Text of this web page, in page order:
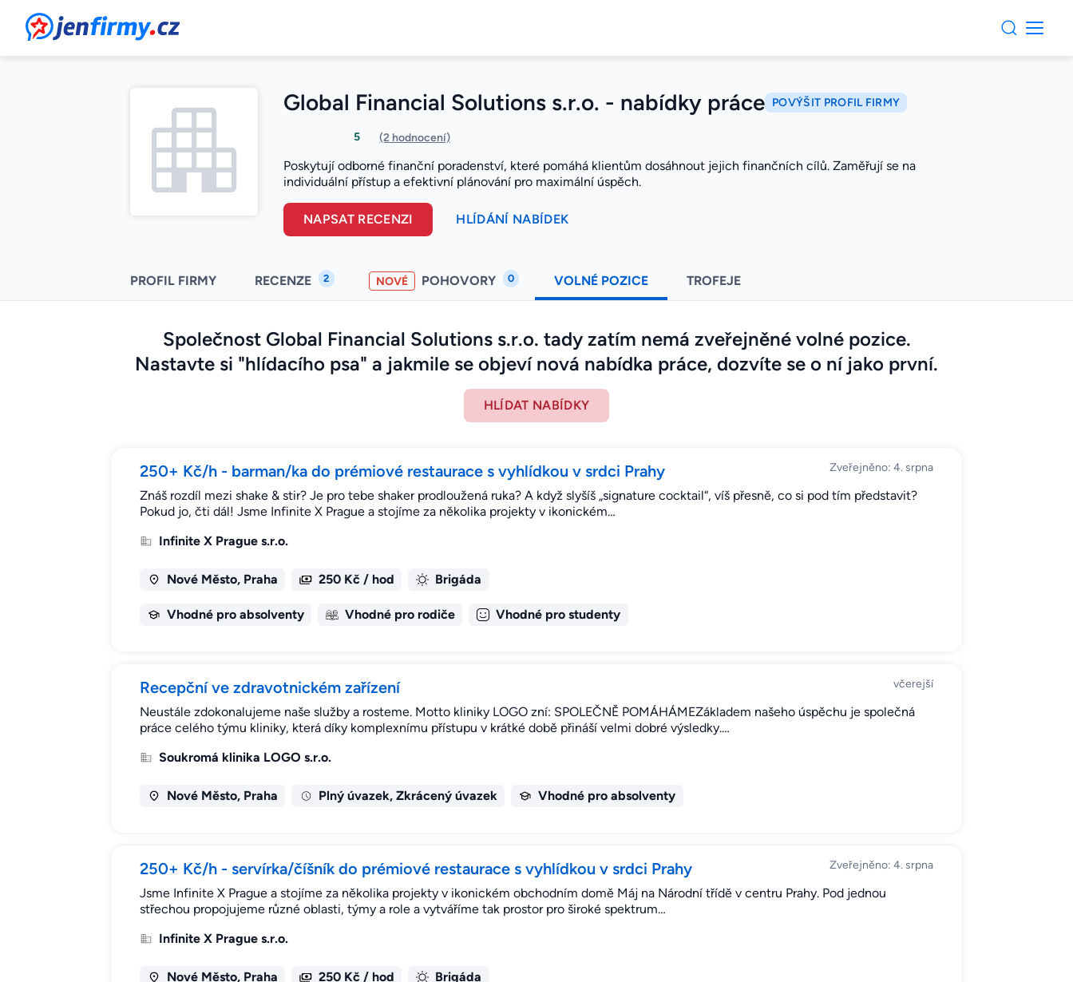
JenFirmy.cz
Global Financial Solutions s.r.o. - nabídky práce POVÝŠIT PROFIL FIRMY
5 (2 hodnocení)
Poskytují odborné finanční poradenství, které pomáhá klientům dosáhnout jejich finančních cílů. Zaměřují se na
individuální přístup a efektivní plánování pro maximální úspěch.
NAPSAT RECENZI HLÍDÁNÍ NABÍDEK
PROFIL FIRMY RECENZE 2 NOVÉ POHOVORY 0 VOLNÉ POZICE TROFEJE
Společnost Global Financial Solutions s.r.o. tady zatím nemá zveřejněné volné pozice.
Nastavte si "hlídacího psa" a jakmile se objeví nová nabídka práce, dozvíte se o ní jako první.
HLÍDAT NABÍDKY
250+ Kč/h - barman/ka do prémiové restaurace s vyhlídkou v srdci Prahy Zveřejněno: 4. srpna
Znáš rozdíl mezi shake & stir? Je pro tebe shaker prodloužená ruka? A když slyšíš „signature cocktail“, víš přesně, co si pod tím představit?
Pokud jo, čti dál! Jsme Infinite X Prague a stojíme za několika projekty v ikonickém…
Infinite X Prague s.r.o.
Nové Město, Praha 250 Kč / hod Brigáda
Vhodné pro absolventy Vhodné pro rodiče Vhodné pro studenty
Recepční ve zdravotnickém zařízení včerejší
Neustále zdokonalujeme naše služby a rosteme. Motto kliniky LOGO zní: SPOLEČNĚ POMÁHÁMEZákladem našeho úspěchu je společná
práce celého týmu kliniky, která díky komplexnímu přístupu v krátké době přináší velmi dobré výsledky.…
Soukromá klinika LOGO s.r.o.
Nové Město, Praha Plný úvazek, Zkrácený úvazek Vhodné pro absolventy
250+ Kč/h - servírka/číšník do prémiové restaurace s vyhlídkou v srdci Prahy Zveřejněno: 4. srpna
Jsme Infinite X Prague a stojíme za několika projekty v ikonickém obchodním domě Máj na Národní třídě v centru Prahy. Pod jednou
střechou propojujeme různé oblasti, týmy a role a vytváříme tak prostor pro široké spektrum…
Infinite X Prague s.r.o.
Nové Město, Praha 250 Kč / hod Brigáda